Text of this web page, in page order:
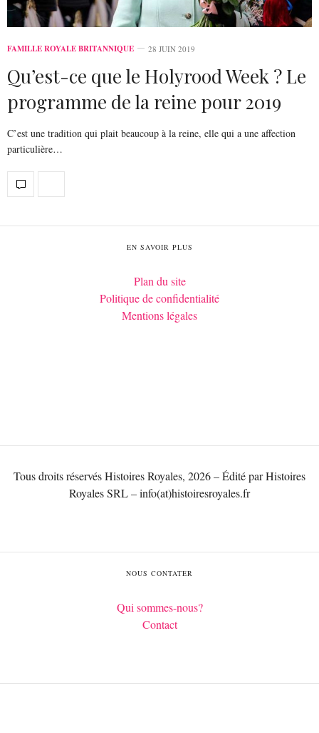
FAMILLE ROYALE BRITANNIQUE 28 JUIN 2019
Qu’est-ce que le Holyrood Week ? Le
programme de la reine pour 2019
C’est une tradition qui plait beaucoup à la reine, elle qui a une affection
particulière…
EN SAVOIR PLUS
Plan du site
Politique de confidentialité
Mentions légales
Tous droits réservés Histoires Royales, 2026 – Édité par Histoires
Royales SRL – info(at)histoiresroyales.fr
NOUS CONTATER
Qui sommes-nous?
Contact